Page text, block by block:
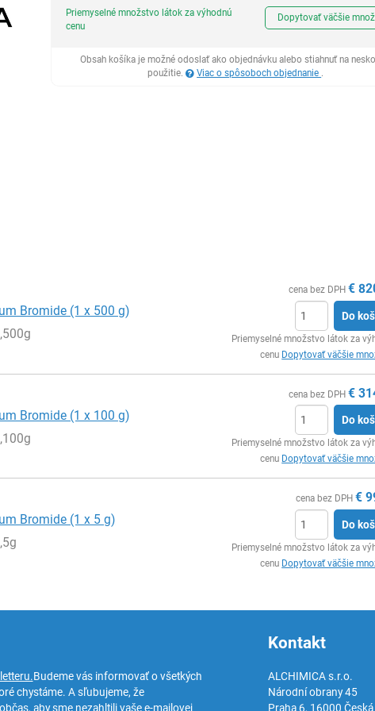
Ks
Priemyselné množstvo látok za výhodnú
cenu
Dopytovať väčšie
Obsah košíka je možné odoslať ako objednávku alebo stiahnuť na
použitie.
Viac o spôsoboch objednanie .
Bromide (1 x 500 g)
cena bez DPH €
Do
Priemyselné množstvo látok za
cenu Dopytovať väčšie
Bromide (1 x 100 g)
cena bez DPH €
Do
Priemyselné množstvo látok za
cenu Dopytovať väčšie
Bromide (1 x 5 g)
cena bez DPH €
Do
Priemyselné množstvo látok za
cenu Dopytovať väčšie
Budeme vás informovať o všetkých
chystáme. A sľubujeme, že
aby sme nezahltili vaše e-mailovej
Kontakt
ALCHIMICA s.r.o.
Národní obrany 45
Praha 6, 16000